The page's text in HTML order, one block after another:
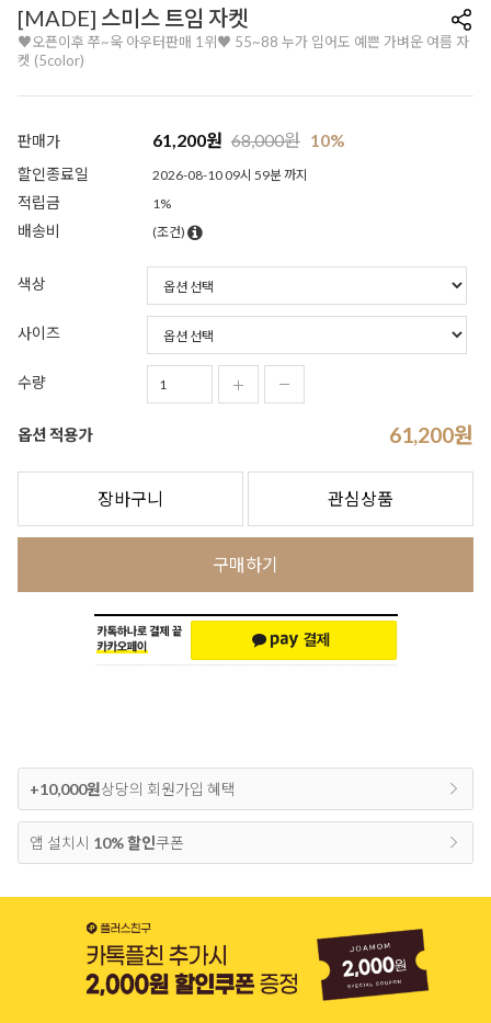
[MADE] 스미스 트임 자켓
♥오픈이후 쭈~욱 아우터판매 1위♥ 55~88 누가 입어도 예쁜 가벼운 여름 자
켓 (5color)
판매가 61,200원 68,000원 10%
할인종료일 2026-08-10 09시 59분 까지
적립금 1%
배송비 (조건)
색상
사이즈
수량
옵션 적용가 61,200원
장바구니 관심상품
구매하기
+10,000원상당의 회원가입 혜택
앱 설치시 10% 할인쿠폰